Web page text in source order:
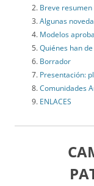
Breve resumen
Algunas
Modelos
Quiénes han
Borrador
Presentación:
Comunidades
ENLACES